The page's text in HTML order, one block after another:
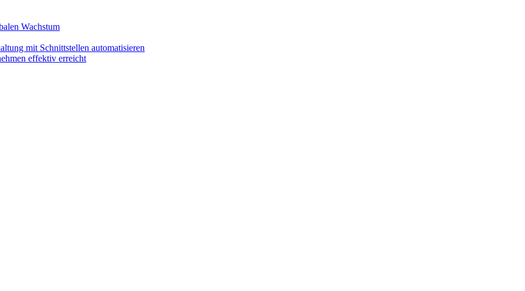
Wachstum
mit Schnittstellen automatisieren
effektiv erreicht